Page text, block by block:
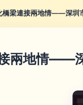
橋梁連接兩地情——深圳
兩地情——